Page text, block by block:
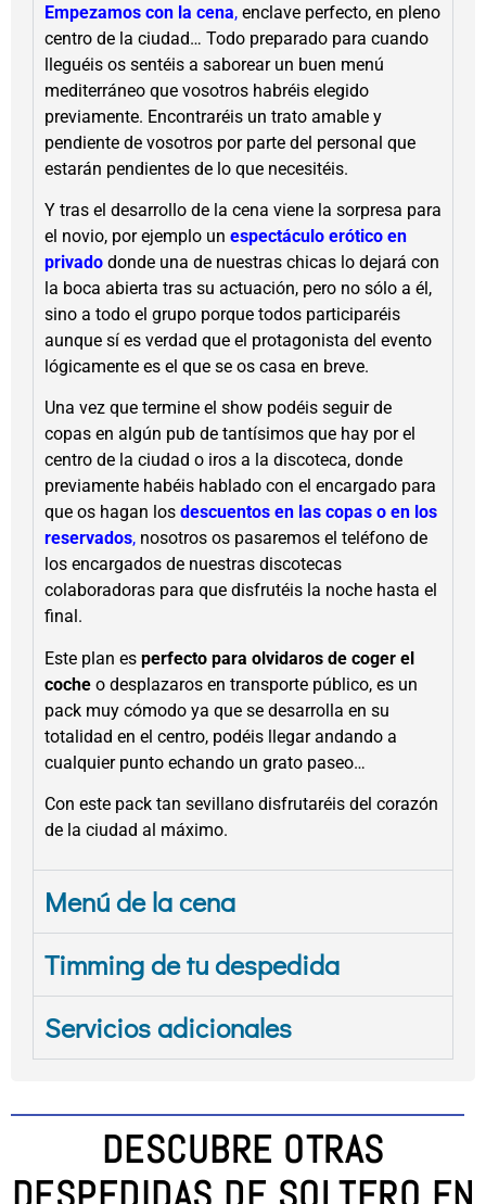
Empezamos con la cena, enclave perfecto, en pleno
centro de la ciudad… Todo preparado para cuando
lleguéis os sentéis a saborear un buen menú
mediterráneo que vosotros habréis elegido
previamente. Encontraréis un trato amable y
pendiente de vosotros por parte del personal que
estarán pendientes de lo que necesitéis.
Y tras el desarrollo de la cena viene la sorpresa para
el novio, por ejemplo un espectáculo erótico en
privado donde una de nuestras chicas lo dejará con
la boca abierta tras su actuación, pero no sólo a él,
sino a todo el grupo porque todos participaréis
aunque sí es verdad que el protagonista del evento
lógicamente es el que se os casa en breve.
Una vez que termine el show podéis seguir de
copas en algún pub de tantísimos que hay por el
centro de la ciudad o iros a la discoteca, donde
previamente habéis hablado con el encargado para
que os hagan los descuentos en las copas o en los
reservados, nosotros os pasaremos el teléfono de
los encargados de nuestras discotecas
colaboradoras para que disfrutéis la noche hasta el
final.
Este plan es perfecto para olvidaros de coger el
coche o desplazaros en transporte público, es un
pack muy cómodo ya que se desarrolla en su
totalidad en el centro, podéis llegar andando a
cualquier punto echando un grato paseo…
Con este pack tan sevillano disfrutaréis del corazón
de la ciudad al máximo.
Menú de la cena
Timming de tu despedida
Servicios adicionales
DESCUBRE OTRAS